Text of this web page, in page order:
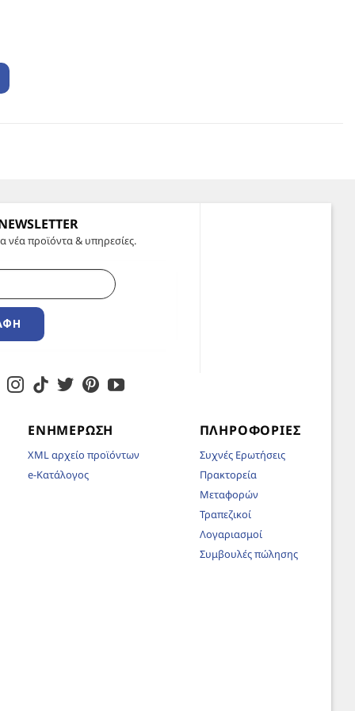
νέα προϊόντα & υπηρεσίες.
ΕΝΗΜΈΡΩΣΗ
XML αρχείο προϊόντων
e-Κατάλογος
ΠΛΗΡΟΦΟΡΊΕΣ
Συχνές Ερωτήσεις
Πρακτορεία
Μεταφορών
Τραπεζικοί
Λογαριασμοί
Συμβουλές πώλησης